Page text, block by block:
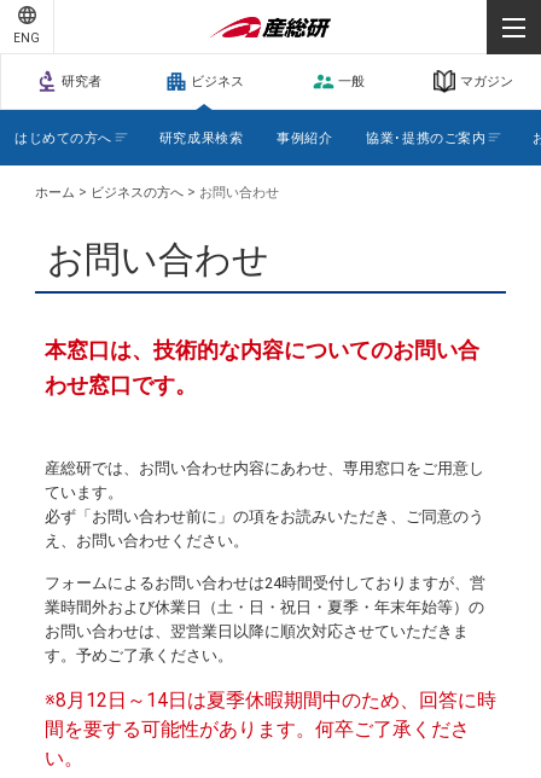
ENG
研究者 ビジネス 一般 マガジン
はじめての方へ 研究成果検索 事例紹介 協業･提携のご案内
ホーム > ビジネスの方へ > お問い合わせ
お問い合わせ
本窓口は、技術的な内容についてのお問い合
わせ窓口です。
産総研では、お問い合わせ内容にあわせ、専用窓口をご用意し
ています。
必ず「お問い合わせ前に」の項をお読みいただき、ご同意のう
え、お問い合わせください。
フォームによるお問い合わせは24時間受付しておりますが、営
業時間外および休業日（土・日・祝日・夏季・年末年始等）の
お問い合わせは、翌営業日以降に順次対応させていただきま
す。予めご了承ください。
※8月12日～14日は夏季休暇期間中のため、回答に時
間を要する可能性があります。何卒ご了承くださ
い。